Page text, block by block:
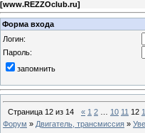
[www.REZZOclub.ru]
Форма входа
Логин:
Пароль:
запомнить
Страница 12 из 14 « 1 2 10 11 12
Форум » Двигатель, трансмиссия »